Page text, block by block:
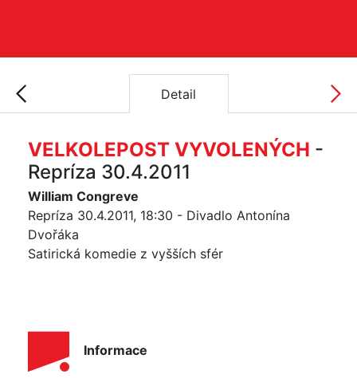
Detail
VELKOLEPOST VYVOLENÝCH -
Repríza 30.4.2011
William Congreve
Repríza 30.4.2011, 18:30 - Divadlo Antonína
Dvořáka
Satirická komedie z vyšších sfér
Informace